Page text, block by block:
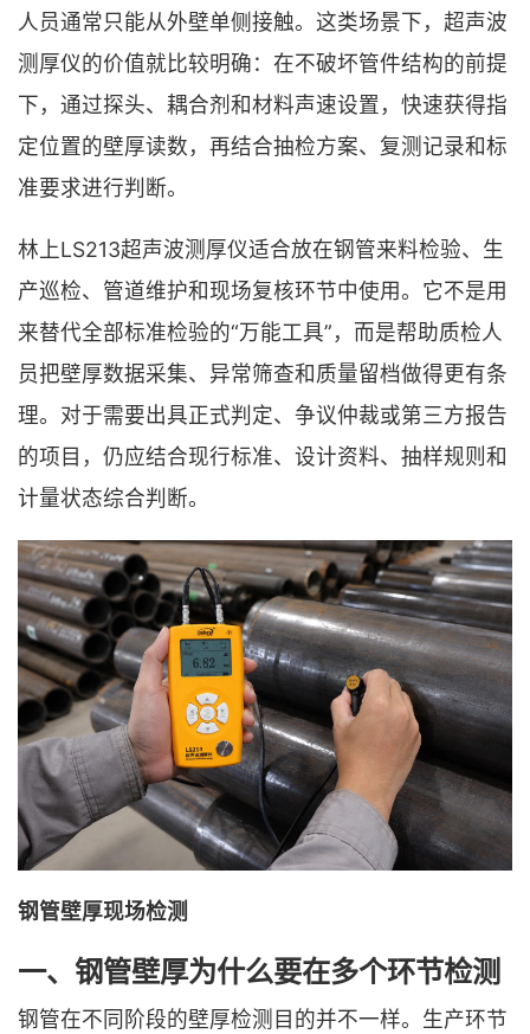
人员通常只能从外壁单侧接触。这类场景下，超声波
测厚仪的价值就比较明确：在不破坏管件结构的前提
下，通过探头、耦合剂和材料声速设置，快速获得指
定位置的壁厚读数，再结合抽检方案、复测记录和标
准要求进行判断。
林上LS213超声波测厚仪适合放在钢管来料检验、生
产巡检、管道维护和现场复核环节中使用。它不是用
来替代全部标准检验的“万能工具”，而是帮助质检人
员把壁厚数据采集、异常筛查和质量留档做得更有条
理。对于需要出具正式判定、争议仲裁或第三方报告
的项目，仍应结合现行标准、设计资料、抽样规则和
计量状态综合判断。
钢管壁厚现场检测
一、钢管壁厚为什么要在多个环节检测
钢管在不同阶段的壁厚检测目的并不一样。生产环节